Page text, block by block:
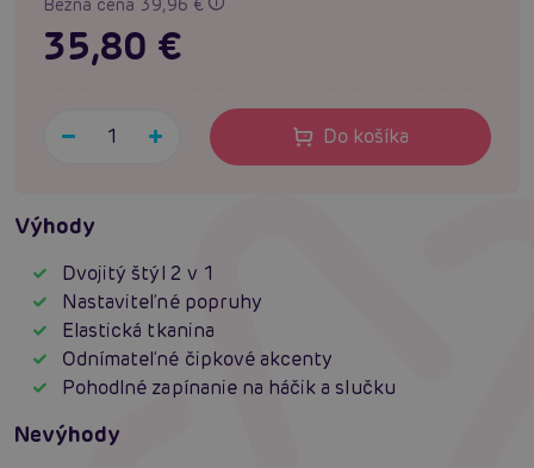
Bežná cena 39,96 €
35,80 €
Do košíka
Výhody
Dvojitý štýl 2 v 1
Nastaviteľné popruhy
Elastická tkanina
Odnímateľné čipkové akcenty
Pohodlné zapínanie na háčik a slučku
Nevýhody